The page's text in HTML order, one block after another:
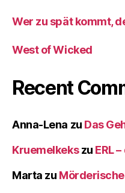
Wer zu spät kommt,
West of Wicked
Recent
Anna-Lena zu Das
Kruemelkekszu ERL
Marta zu